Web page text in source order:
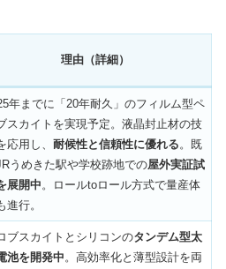
理由（詳細）
年までに「20年耐久」のフィルム型ペ
スカイトを実現予定。液晶封止材の技
応用し、耐候性と信頼性に優れる 。既
うめきた駅や学校跡地での屋外実証試
展開中 。ロールtoロール方式で量産体
進行。
ブスカイトとシリコンのタンデム型太
池を開発中。高効率化と薄型設計を両